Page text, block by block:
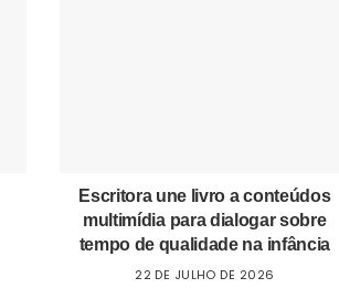
Escritora une livro a conteúdos
multimídia para dialogar sobre
tempo de qualidade na infância
22 DE JULHO DE 2026